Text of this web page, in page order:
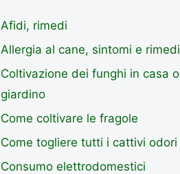
Afidi, rimedi
Allergia al cane, sintomi e rimedi
Coltivazione dei funghi in casa o
giardino
Come coltivare le fragole
Come togliere tutti i cattivi odori
Consumo elettrodomestici